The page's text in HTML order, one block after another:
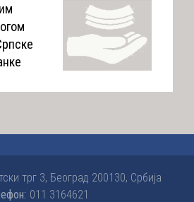
трг 3, Београд 200130, Србија
011 3164621